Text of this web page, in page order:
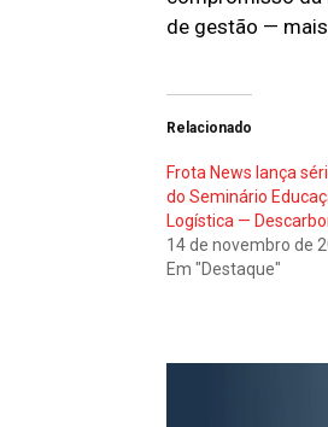
de gestão —
Relacionado
Frota News lança
do Seminário
Logística —
14 de novembro de
Em "Destaque"